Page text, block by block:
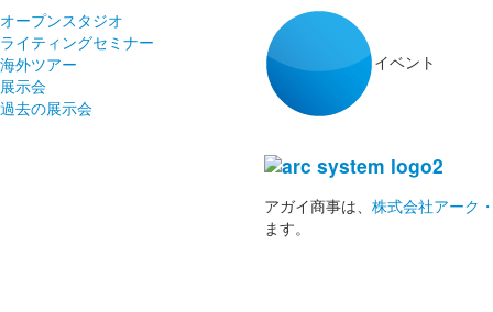
オープンスタジオ
ライティングセミナー
海外ツアー
展示会
過去の展示会
イベント
アガイ商事は、 株式会社アーク
ます。